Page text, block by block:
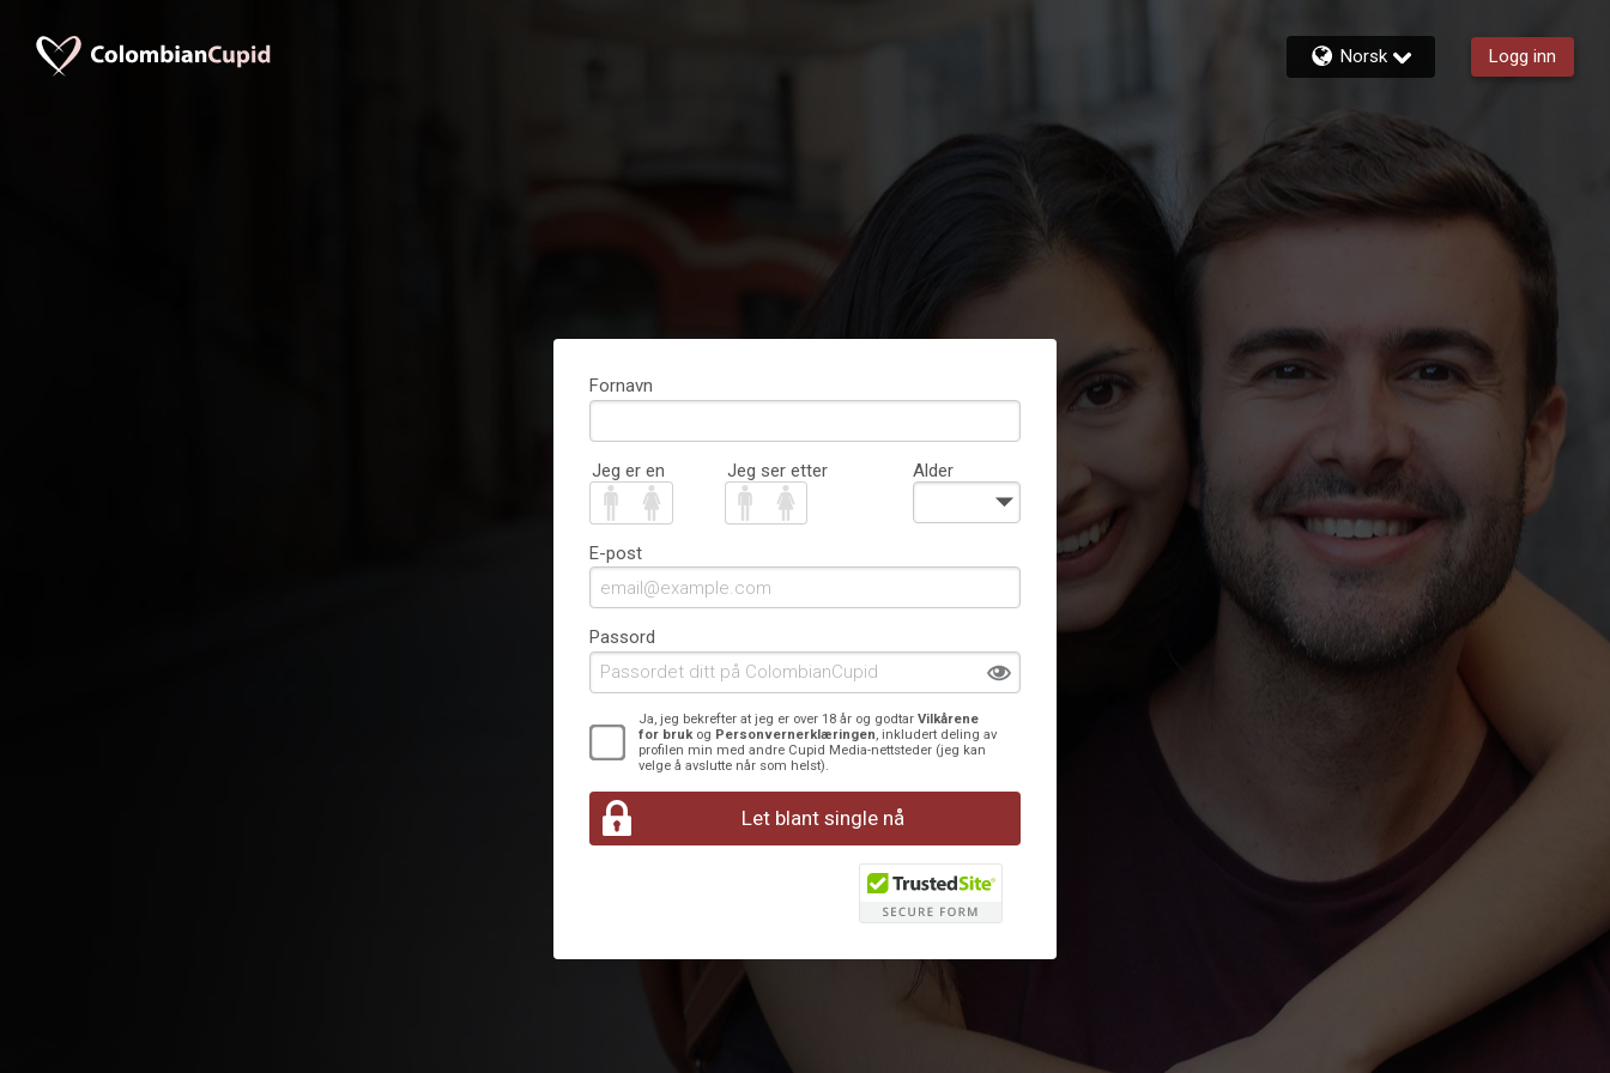
Norsk Logg inn
Fornavn
Jeg er en Jeg ser etter Alder
E-post
Passord
Ja, jeg bekrefter at jeg er over 18 år og godtar Vilkårene
for brukog Personvernerklæringen, inkludert deling av
profilen min med andre Cupid Media-nettsteder (jeg kan
velge å avslutte når som helst).
Let blant single nå